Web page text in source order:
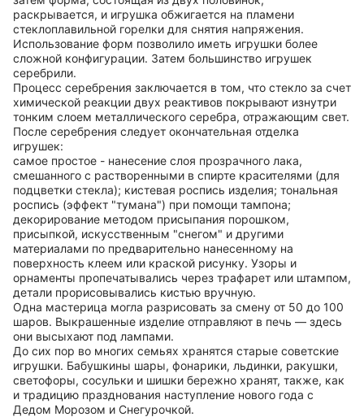
раскрывается, и игрушка обжигается на пламени
стеклоплавильной горелки для снятия напряжения.
Использование форм позволило иметь игрушки более
сложной конфигурации. Затем большинство игрушек
серебрили.
Процесс серебрения заключается в том, что стекло за счет
химической реакции двух реактивов покрывают изнутри
тонким слоем металлического серебра, отражающим свет.
После серебрения следует окончательная отделка
игрушек:
самое простое - нанесение слоя прозрачного лака,
смешанного с растворенными в спирте красителями (для
подцветки стекла); кистевая роспись изделия; тональная
роспись (эффект "тумана") при помощи тампона;
декорирование методом присыпания порошком,
присыпкой, искусственным "снегом" и другими
материалами по предварительно нанесенному на
поверхность клеем или краской рисунку. Узоры и
орнаменты пропечатывались через трафарет или штампом,
детали прорисовывались кистью вручную.
Одна мастерица могла разрисовать за смену от 50 до 100
шаров. Выкрашенные изделие отправляют в печь — здесь
они высыхают под лампами.
До сих пор во многих семьях хранятся старые советские
игрушки. Бабушкины шары, фонарики, льдинки, ракушки,
светофоры, сосульки и шишки бережно хранят, также, как
и традицию празднования наступление нового года с
Дедом Морозом и Снегурочкой.